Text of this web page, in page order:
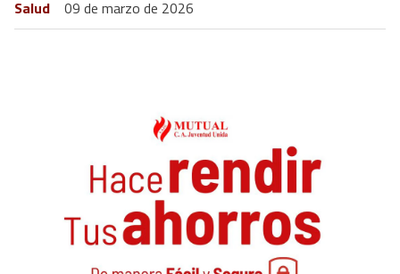
Salud
09 de marzo de 2026